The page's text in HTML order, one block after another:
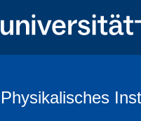
Physikalisches